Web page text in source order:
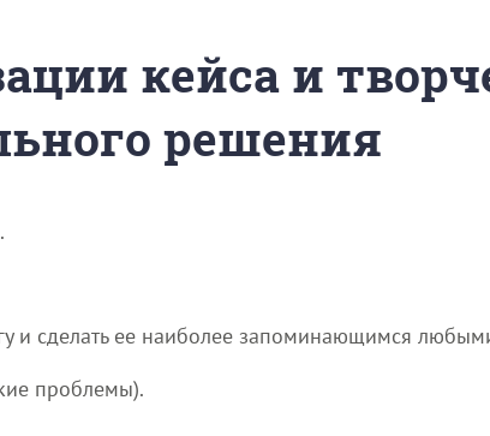
кейса и
решения
и сделать ее наиболее запоминающимся
проблемы).